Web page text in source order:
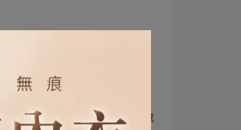
「視覺減法」穿出逆齡高級感